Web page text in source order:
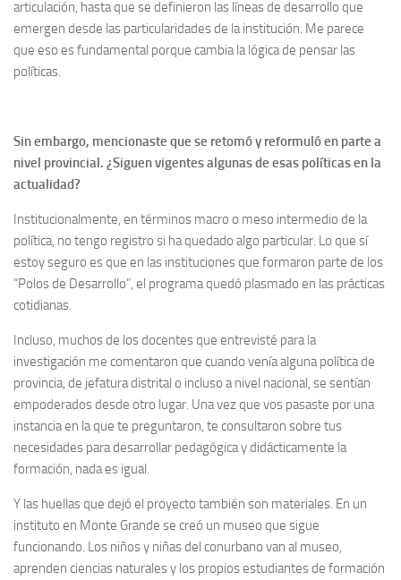
articulación, hasta que se definieron las líneas de desarrollo que
emergen desde las particularidades de la institución. Me parece
que eso es fundamental porque cambia la lógica de pensar las
políticas.
Sin embargo, mencionaste que se retomó y reformuló en parte a
nivel provincial. ¿Siguen vigentes algunas de esas políticas en la
actualidad?
Institucionalmente, en términos macro o meso intermedio de la
política, no tengo registro si ha quedado algo particular. Lo que sí
estoy seguro es que en las instituciones que formaron parte de los
“Polos de Desarrollo”, el programa quedó plasmado en las prácticas
cotidianas.
Incluso, muchos de los docentes que entrevisté para la
investigación me comentaron que cuando venía alguna política de
provincia, de jefatura distrital o incluso a nivel nacional, se sentían
empoderados desde otro lugar. Una vez que vos pasaste por una
instancia en la que te preguntaron, te consultaron sobre tus
necesidades para desarrollar pedagógica y didácticamente la
formación, nada es igual.
Y las huellas que dejó el proyecto también son materiales. En un
instituto en Monte Grande se creó un museo que sigue
funcionando. Los niños y niñas del conurbano van al museo,
aprenden ciencias naturales y los propios estudiantes de formación